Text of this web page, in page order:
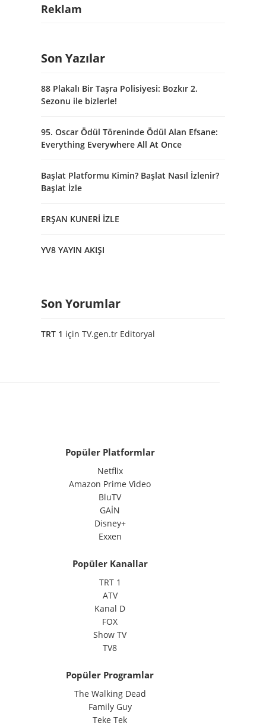
Reklam
Son Yazılar
88 Plakalı Bir Taşra Polisiyesi: Bozkır 2.
Sezonu ile bizlerle!
95. Oscar Ödül Töreninde Ödül Alan Efsane:
Everything Everywhere All At Once
Başlat Platformu Kimin? Başlat Nasıl İzlenir?
Başlat İzle
ERŞAN KUNERİ İZLE
YV8 YAYIN AKIŞI
Son Yorumlar
TRT 1 için TV.gen.tr Editoryal
Popüler Platformlar
Netflix
Amazon Prime Video
BluTV
GAİN
Disney+
Exxen
Popüler Kanallar
TRT 1
ATV
Kanal D
FOX
Show TV
TV8
Popüler Programlar
The Walking Dead
Family Guy
Teke Tek